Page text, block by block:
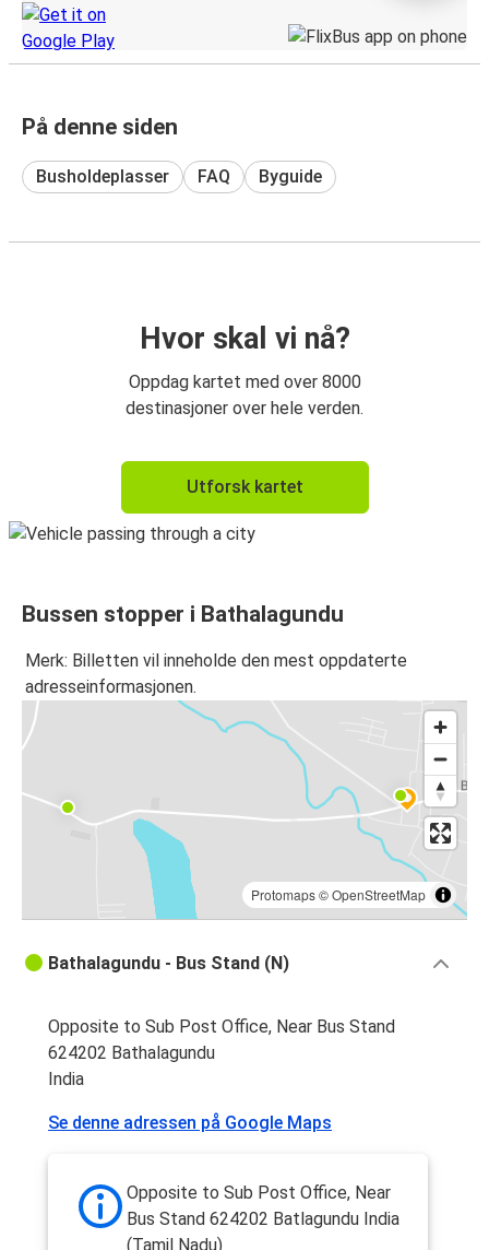
På denne siden
Busholdeplasser FAQ Byguide
Hvor skal vi nå?
Oppdag kartet med over 8000
destinasjoner over hele verden.
Utforsk kartet
Bussen stopper i Bathalagundu
Merk: Billetten vil inneholde den mest oppdaterte
adresseinformasjonen.
Protomaps©OpenStreetMap
Bathalagundu - Bus Stand (N)
Opposite to Sub Post Office, Near Bus Stand
624202 Bathalagundu
India
Se denne adressen på Google Maps
Opposite to Sub Post Office, Near
Bus Stand 624202 Batlagundu India
(Tamil Nadu)